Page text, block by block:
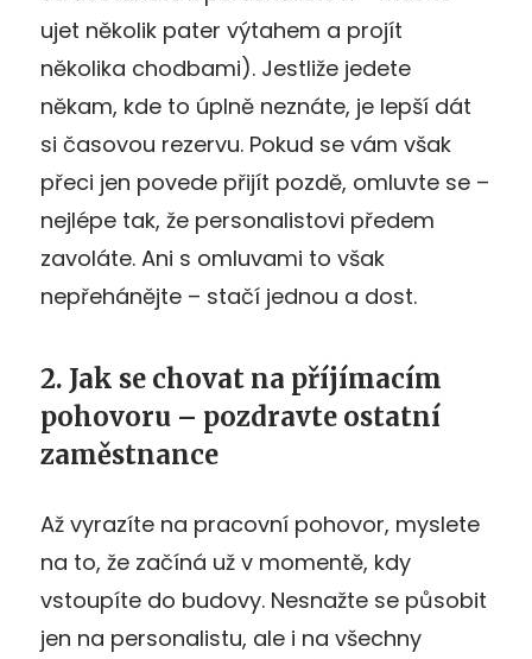
ujet několik pater výtahem a projít
několika chodbami). Jestliže jedete
někam, kde to úplně neznáte, je lepší dát
si časovou rezervu. Pokud se vám však
přeci jen povede přijít pozdě, omluvte se –
nejlépe tak, že personalistovi předem
zavoláte. Ani s omluvami to však
nepřehánějte – stačí jednou a dost.
2. Jak se chovat na příjímacím
pohovoru – pozdravte ostatní
zaměstnance
Až vyrazíte na pracovní pohovor, myslete
na to, že začíná už v momentě, kdy
vstoupíte do budovy. Nesnažte se působit
jen na personalistu, ale i na všechny